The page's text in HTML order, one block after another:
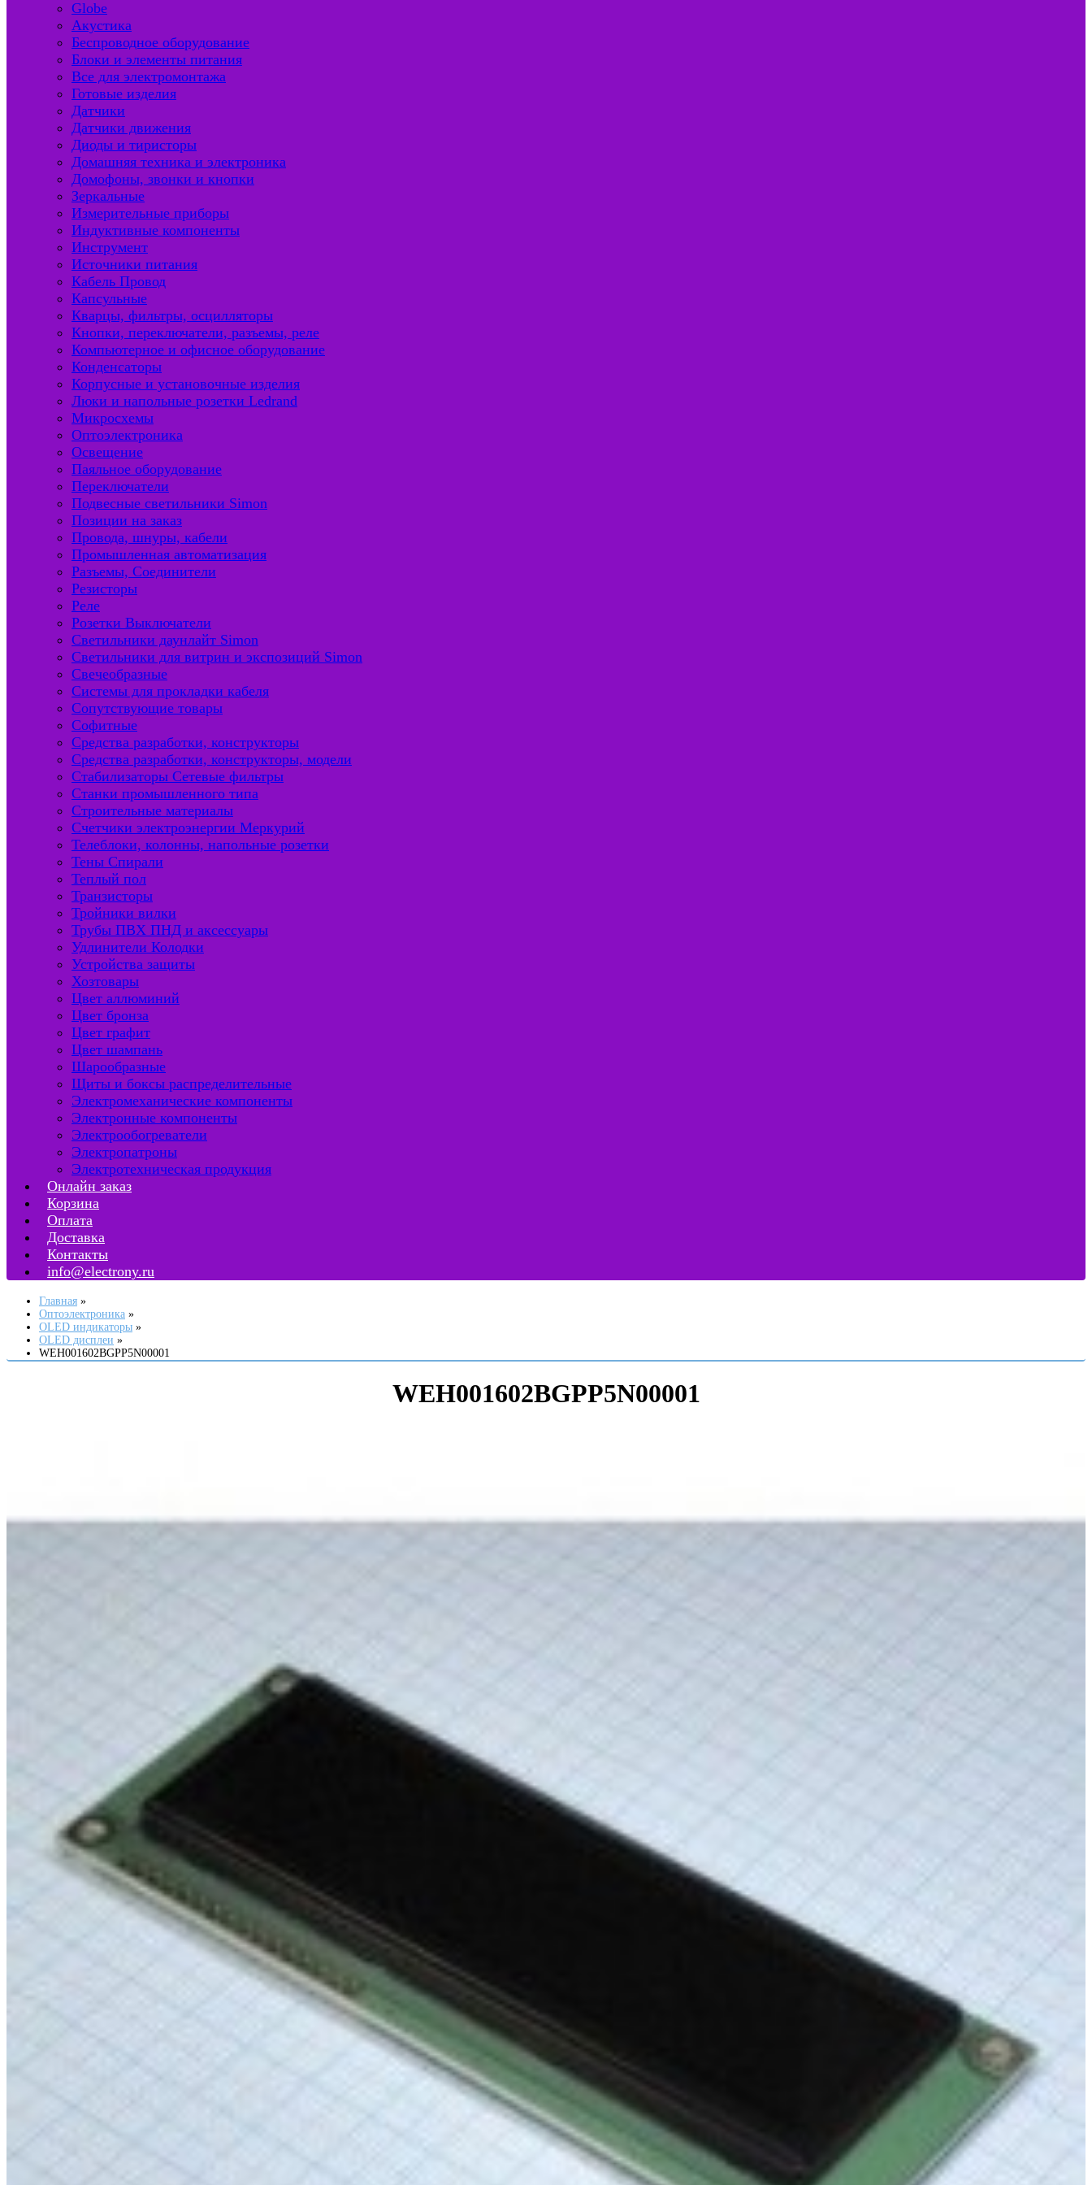
Globe
Акустика
Беспроводное оборудование
Блоки и элементы питания
Все для электромонтажа
Готовые изделия
Датчики
Датчики движения
Диоды и тиристоры
Домашняя техника и электроника
Домофоны, звонки и кнопки
Зеркальные
Измерительные приборы
Индуктивные компоненты
Инструмент
Источники питания
Кабель Провод
Капсульные
Кварцы, фильтры, осцилляторы
Кнопки, переключатели, разъемы, реле
Компьютерное и офисное оборудование
Конденсаторы
Корпусные и установочные изделия
Люки и напольные розетки Ledrand
Микросхемы
Оптоэлектроника
Освещение
Паяльное оборудование
Переключатели
Подвесные светильники Simon
Позиции на заказ
Провода, шнуры, кабели
Промышленная автоматизация
Разъемы, Соединители
Резисторы
Реле
Розетки Выключатели
Светильники даунлайт Simon
Светильники для витрин и экспозиций Simon
Свечеобразные
Системы для прокладки кабеля
Сопутствующие товары
Софитные
Средства разработки, конструкторы
Средства разработки, конструкторы, модели
Стабилизаторы Сетевые фильтры
Станки промышленного типа
Строительные материалы
Счетчики электроэнергии Меркурий
Телеблоки, колонны, напольные розетки
Тены Спирали
Теплый пол
Транзисторы
Тройники вилки
Трубы ПВХ ПНД и аксессуары
Удлинители Колодки
Устройства защиты
Хозтовары
Цвет аллюминий
Цвет бронза
Цвет графит
Цвет шампань
Шарообразные
Щиты и боксы распределительные
Электромеханические компоненты
Электронные компоненты
Электрообогреватели
Электропатроны
Электротехническая продукция
Онлайн заказ
Корзина
Оплата
Доставка
Контакты
info@electrony.ru
Главная
Оптоэлектроника
OLED индикаторы
OLED дисплеи
WEH001602BGPP5N00001
WEH001602BGPP5N00001